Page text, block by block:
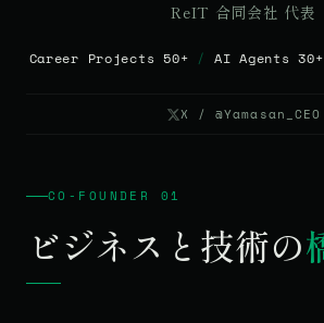
ReIT 合同会社 代表
Career Projects 50+ / AI Agents 30+
X / @Yamasan_CEO
CO-FOUNDER 01
ビジネスと技術の